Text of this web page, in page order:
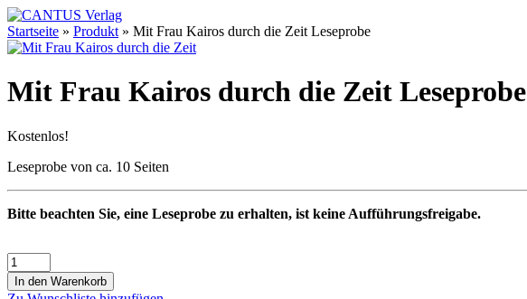
Startseite » Produkt » Mit Frau Kairos durch die Zeit Leseprobe
Mit Frau Kairos durch die Zeit Leseprobe
Kostenlos!
Leseprobe von ca. 10 Seiten
Bitte beachten Sie, eine Leseprobe zu erhalten, ist keine Aufführungsfreigabe.
In den Warenkorb